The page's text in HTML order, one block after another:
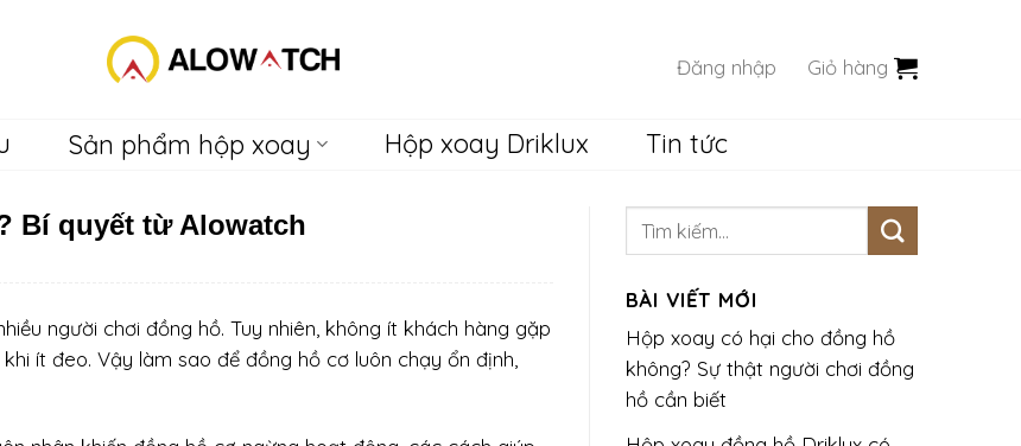
Đăng nhập Giỏ hàng
Sản phẩm hộp xoay Hộp xoay Driklux Tin tức
Bí quyết từ Alowatch
người chơi đồng hồ. Tuy nhiên, không ít khách hàng gặp
ít đeo. Vậy làm sao để đồng hồ cơ luôn chạy ổn định,
BÀI VIẾT MỚI
Hộp xoay có hại cho đồng hồ
không? Sự thật người chơi đồng
hồ cần biết